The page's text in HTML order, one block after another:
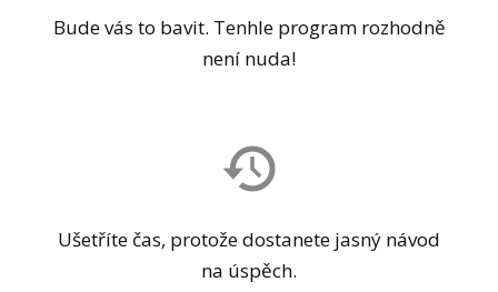
Bude vás to bavit. Tenhle program rozhodně
není nuda!
Ušetříte čas, protože dostanete jasný návod
na úspěch.